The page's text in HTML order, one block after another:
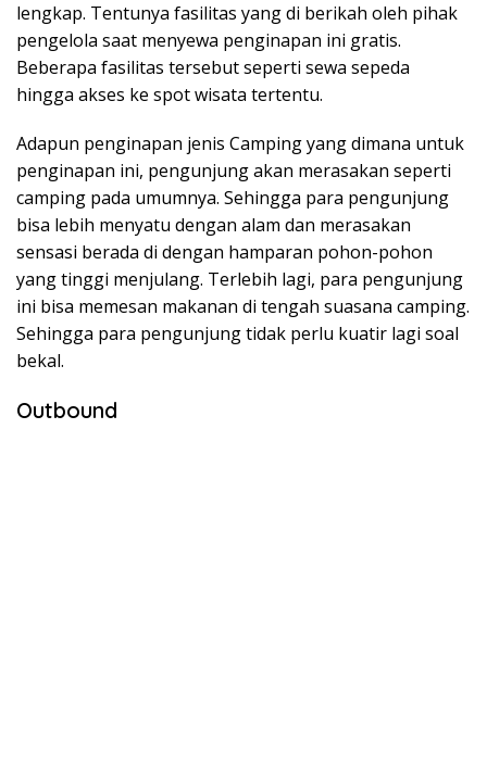
lengkap. Tentunya fasilitas yang di berikah oleh pihak
pengelola saat menyewa penginapan ini gratis.
Beberapa fasilitas tersebut seperti sewa sepeda
hingga akses ke spot wisata tertentu.
Adapun penginapan jenis Camping yang dimana untuk
penginapan ini, pengunjung akan merasakan seperti
camping pada umumnya. Sehingga para pengunjung
bisa lebih menyatu dengan alam dan merasakan
sensasi berada di dengan hamparan pohon-pohon
yang tinggi menjulang. Terlebih lagi, para pengunjung
ini bisa memesan makanan di tengah suasana camping.
Sehingga para pengunjung tidak perlu kuatir lagi soal
bekal.
Outbound